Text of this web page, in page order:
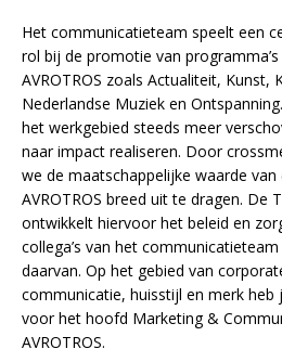
Het communicatieteam speelt een
rol bij de promotie van programma’s
AVROTROS zoals Actualiteit, Kunst,
Nederlandse Muziek en
het werkgebied steeds meer
naar impact realiseren. Door
we de maatschappelijke waarde
AVROTROS breed uit te dragen. De
ontwikkelt hiervoor het beleid en
collega’s van het
daarvan. Op het gebied van
communicatie, huisstijl en merk heb
voor het hoofd Marketing &
AVROTROS.